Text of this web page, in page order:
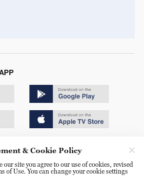
& Cookie Policy
site you agree to our use of cookies, revised
of Use. You can change your cookie settings